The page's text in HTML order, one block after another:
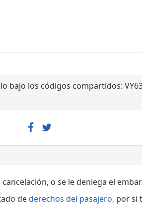
bajo los códigos compartidos:
o se le deniega el
dederechos del pasajero, por si